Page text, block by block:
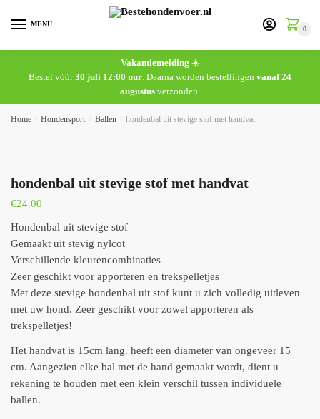
MENU
0
Vakantiemelding ☀️
Bestel vóór30 juli 12:00 uur . Daarna worden bestellingen vanaf 24
augustus verzonden.
Home Hondensport Ballen hondenbal uit stevige stof met handvat
hondenbal uit stevige stof met handvat
€24.00
Hondenbal uit stevige stof
Gemaakt uit stevig nylcot
Verschillende kleurencombinaties
Zeer geschikt voor apporteren en trekspelletjes
Met deze stevige hondenbal uit stof kunt u zich volledig uitleven
met uw hond. Zeer geschikt voor zowel apporteren als
trekspelletjes!
Het handvat is 15cm lang. heeft een diameter van ongeveer 15
cm. Aangezien elke bal met de hand gemaakt wordt, dient u
rekening te houden met een klein verschil tussen individuele
ballen.